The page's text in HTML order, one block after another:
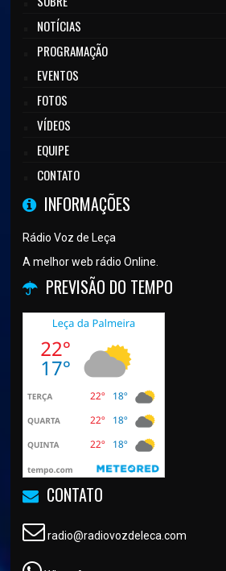
NOTÍCIAS
PROGRAMAÇÃO
EVENTOS
FOTOS
VÍDEOS
EQUIPE
CONTATO
INFORMAÇÕES
Rádio Voz de Leça
A melhor web rádio Online.
PREVISÃO DO TEMPO
CONTATO
radio@radiovozdeleca.com